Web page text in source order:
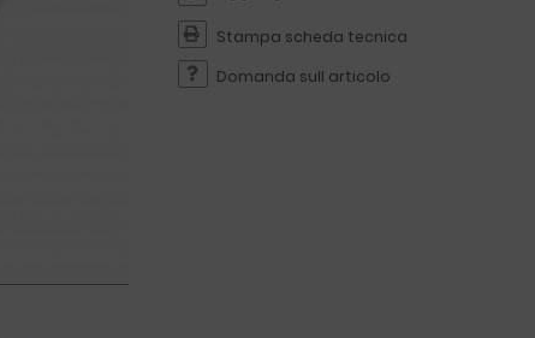
Stampa scheda tecnica
Domanda sull articolo